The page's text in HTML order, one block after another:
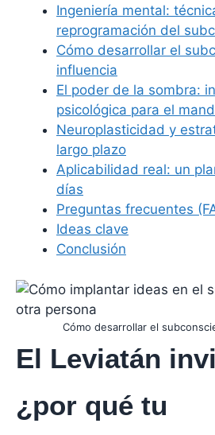
Ingeniería mental:
reprogramación del
Cómo desarrollar el
influencia
El poder de la sombra:
psicológica para el
Neuroplasticidad y
largo plazo
Aplicabilidad real: un
días
Preguntas frecuentes
Ideas clave
Conclusión
Cómo desarrollar el
El Leviatán
¿por qué tu